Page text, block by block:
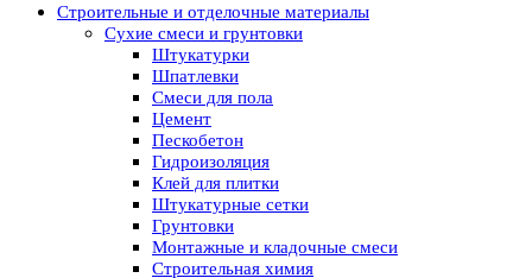
Строительные и отделочные материалы
Сухие смеси и грунтовки
Штукатурки
Шпатлевки
Смеси для пола
Цемент
Пескобетон
Гидроизоляция
Клей для плитки
Штукатурные сетки
Грунтовки
Монтажные и кладочные смеси
Строительная химия